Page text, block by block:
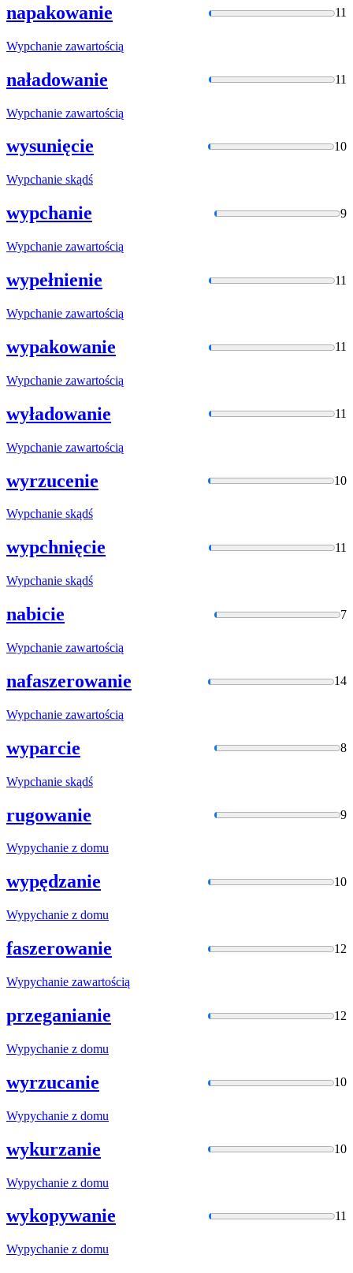
napakowanie 11
Wypchanie zawartością
naładowanie 11
Wypchanie zawartością
wysunięcie 10
Wypchanie skądś
wypchanie 9
Wypchanie zawartością
wypełnienie 11
Wypchanie zawartością
wypakowanie 11
Wypchanie zawartością
wyładowanie 11
Wypchanie zawartością
wyrzucenie 10
Wypchanie skądś
wypchnięcie 11
Wypchanie skądś
nabicie 7
Wypchanie zawartością
nafaszerowanie 14
Wypchanie zawartością
wyparcie 8
Wypchanie skądś
rugowanie 9
Wypychanie z domu
wypędzanie 10
Wypychanie z domu
faszerowanie 12
Wypychanie zawartością
przeganianie 12
Wypychanie z domu
wyrzucanie 10
Wypychanie z domu
wykurzanie 10
Wypychanie z domu
wykopywanie 11
Wypychanie z domu